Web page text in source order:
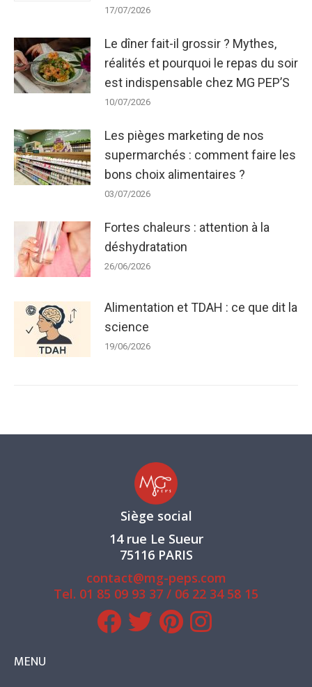
17/07/2026
Le dîner fait-il grossir ? Mythes,
réalités et pourquoi le repas du soir
est indispensable chez MG PEP’S
10/07/2026
Les pièges marketing de nos
supermarchés : comment faire les
bons choix alimentaires ?
03/07/2026
Fortes chaleurs : attention à la
déshydratation
26/06/2026
Alimentation et TDAH : ce que dit la
science
19/06/2026
Siège social
14 rue Le Sueur
75116 PARIS
contact@mg-peps.com
Tel. 01 85 09 93 37 / 06 22 34 58 15
MENU